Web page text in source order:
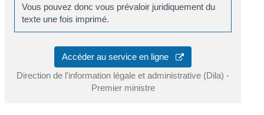
Vous pouvez donc vous prévaloir juridiquement du
texte une fois imprimé.
Accéder au service en ligne
Direction de l'information légale et administrative (Dila) -
Premier ministre